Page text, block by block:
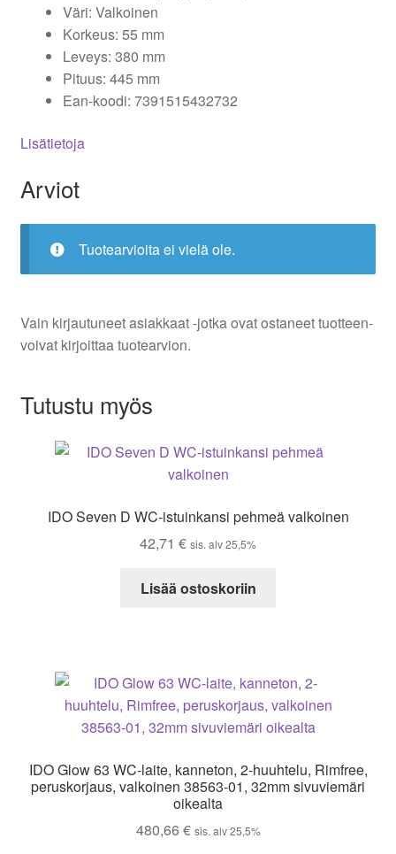
Väri: Valkoinen
Korkeus: 55 mm
Leveys: 380 mm
Pituus: 445 mm
Ean-koodi: 7391515432732
Lisätietoja
Arviot
Tuotearvioita ei vielä ole.
Vain kirjautuneet asiakkaat -jotka ovat ostaneet tuotteen-
voivat kirjoittaa tuotearvion.
Tutustu myös
IDO Seven D WC-istuinkansi pehmeä valkoinen
42,71 € sis. alv 25,5%
Lisää ostoskoriin
IDO Glow 63 WC-laite, kanneton, 2-huuhtelu, Rimfree,
peruskorjaus, valkoinen 38563-01, 32mm sivuviemäri
oikealta
480,66 € sis. alv 25,5%